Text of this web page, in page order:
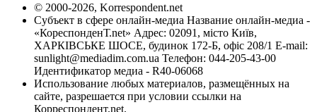
© 2000-2026, Korrespondent.net
Субъект в сфере онлайн-медиа Название онлайн-медиа -
«КореспонденТ.net» Адрес: 02091, місто Київ,
ХАРКІВСЬКЕ ШОСЕ, будинок 172-Б, офіс 208/1 E-mail:
sunlight@mediadim.com.ua Телефон: 044-205-43-00
Идентификатор медиа - R40-06068
Использование любых материалов, размещённых на
сайте, разрешается при условии ссылки на
Корреспондент.net.